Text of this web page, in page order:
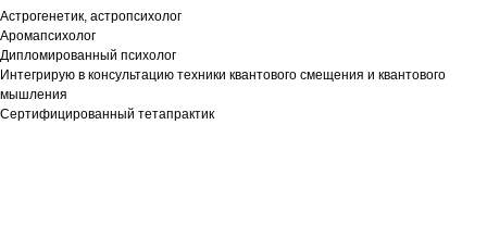
Астрогенетик, астропсихолог
Аромапсихолог
Дипломированный психолог
Интегрирую в консультацию техники квантового смещения и квантового
мышления
Сертифицированный тетапрактик